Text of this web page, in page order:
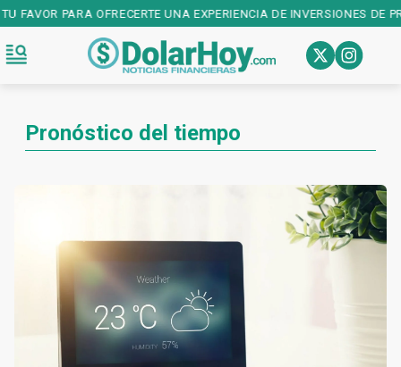
EXPERIENCIA DE INVERSIONES DE PRIMER NIVEL! DESCARGALA
Pronóstico del tiempo